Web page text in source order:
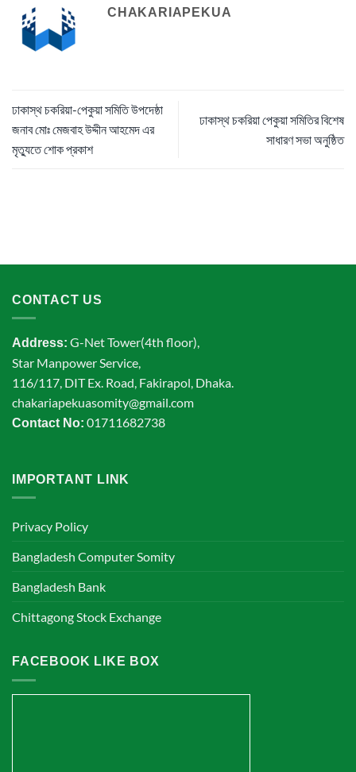
CHAKARIAPEKUA
ঢাকাস্থ চকরিয়া-পেকুয়া সমিতি উপদেষ্ঠা
জনাব মোঃ মেজবাহ উদ্দীন আহমেদ এর
মৃত্যুতে শোক প্রকাশ
ঢাকাস্থ চকরিয়া পেকুয়া সমিতির বিশেষ
সাধারণ সভা অনুষ্ঠিত
CONTACT US
Address: G-Net Tower(4th floor),
Star Manpower Service,
116/117, DIT Ex. Road, Fakirapol, Dhaka.
chakariapekuasomity@gmail.com
Contact No: 01711682738
IMPORTANT LINK
Privacy Policy
Bangladesh Computer Somity
Bangladesh Bank
Chittagong Stock Exchange
FACEBOOK LIKE BOX